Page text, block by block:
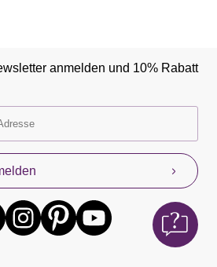
anmelden und 10% Rabatt